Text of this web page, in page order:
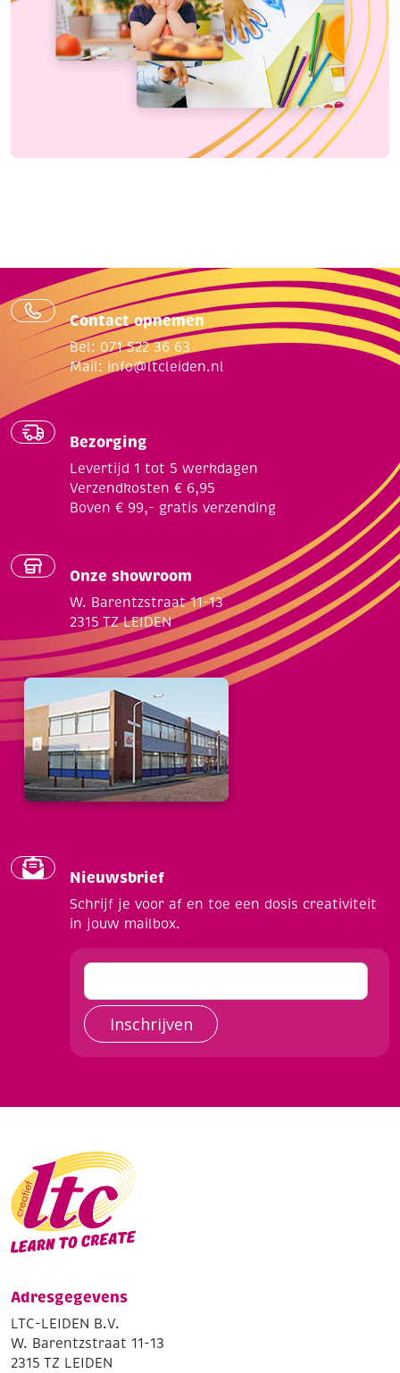
Contact opnemen
Bel: 071 522 36 63
Mail: info@ltcleiden.nl
Bezorging
Levertijd 1 tot 5 werkdagen
Verzendkosten € 6,95
Boven € 99,- gratis verzending
Onze showroom
W. Barentzstraat 11-13
2315 TZ LEIDEN
Nieuwsbrief
Schrijf je voor af en toe een dosis creativiteit
in jouw mailbox.
Inschrijven
Adresgegevens
LTC-LEIDEN B.V.
W. Barentzstraat 11-13
2315 TZ LEIDEN